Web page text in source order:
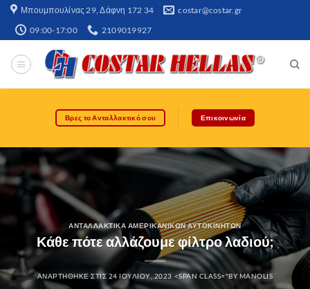
Μπουμπουλίνας 29, Δάφνη 172 34​ costar@costar.gr
09:00-17:00 2109019927
Βρες το Ανταλλακτικό σου Επικοινωνία
ΑΝΤΑΛΛΑΚΤΙΚΆ ΑΜΕΡΙΚΆΝΙΚΩΝ ΑΥΤΟΚΙΝΉΤΩΝ
Κάθε πότε αλλάζουμε φίλτρο λαδιού;
ΑΝΑΡΤΉΘΗΚΕ ΣΤΙΣ 24 ΙΟΥΛΊΟΥ, 2023 <SPAN CLASS="BY MANOLIS